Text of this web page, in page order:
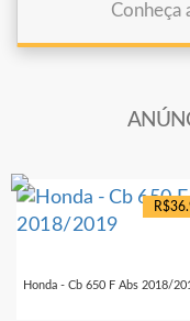
Conheça
Honda - Cb 650 F Abs 2018/